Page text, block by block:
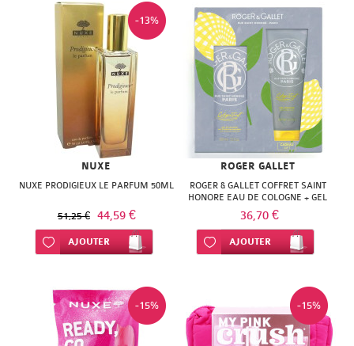
-13%
NUXE
NUXE PRODIGIEUX LE PARFUM 50ML
51,25 € 44,59 €
Ajouter à ma liste d’envie
AJOUTER
ROGER GALLET
ROGER & GALLET COFFRET SAINT
HONORE EAU DE COLOGNE + GEL
DOUCHE
36,70 €
Ajouter à ma liste d’envie
AJOUTER
-15% -15%